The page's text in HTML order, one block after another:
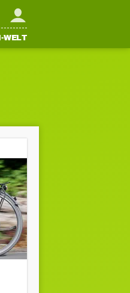
Mein FFH
WELT